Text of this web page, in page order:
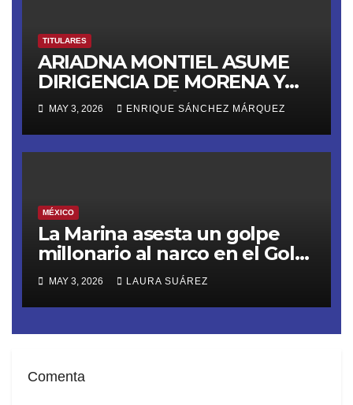
TITULARES
ARIADNA MONTIEL ASUME
DIRIGENCIA DE MORENA Y
LANZA ULTIMÁTUM RUMBO
AL 2027
MAY 3, 2026 ENRIQUE SÁNCHEZ MÁRQUEZ
MÉXICO
La Marina asesta un golpe
millonario al narco en el Golfo
de Tehuantepec
MAY 3, 2026 LAURA SUÁREZ
Comenta